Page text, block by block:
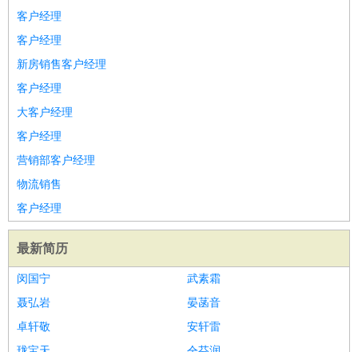
客户经理
客户经理
新房销售客户经理
客户经理
大客户经理
客户经理
营销部客户经理
物流销售
客户经理
最新简历
闵国宁
武素霜
聂弘岩
晏菡音
卓轩敬
安轩雷